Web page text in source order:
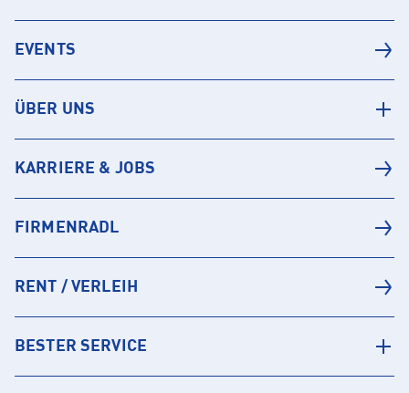
EVENTS
ÜBER UNS
KARRIERE & JOBS
FIRMENRADL
RENT / VERLEIH
BESTER SERVICE